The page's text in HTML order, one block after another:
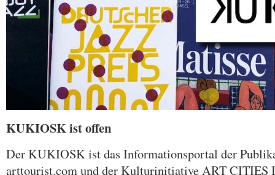
KUKIOSK ist offen
Der KUKIOSK ist das Informationsportal der
arttourist.com und der Kulturinitiative ART CITIES